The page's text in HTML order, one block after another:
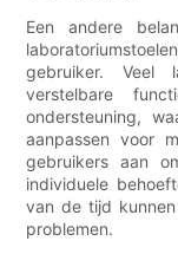
Een andere
gebruiker. Veel
verstelbare
ondersteuning,
aanpassen voor
gebruikers aan
individuele
van de tijd
problemen.